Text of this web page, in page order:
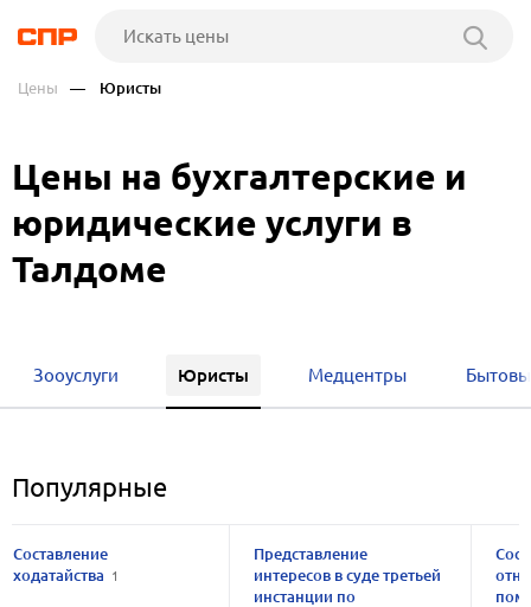
Цены — Юристы
Цены на бухгалтерские и
юридические услуги в
Талдоме
Зооуслуги Юристы Медцентры
Популярные
Составление
ходатайства
1
Представление
интересов в суде третьей
инстанции по